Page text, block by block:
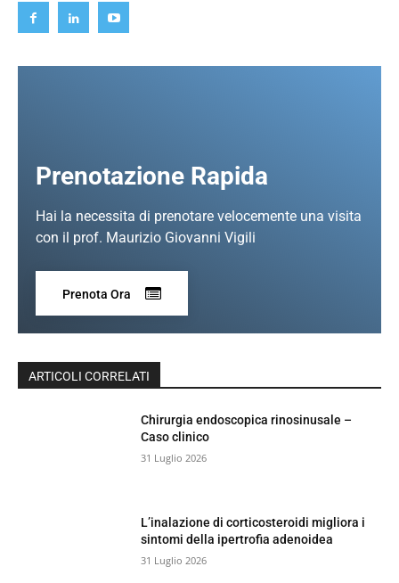
Prenotazione Rapida
Hai la necessita di prenotare velocemente una visita
con il prof. Maurizio Giovanni Vigili
Prenota Ora
ARTICOLI CORRELATI
Chirurgia endoscopica rinosinusale –
Caso clinico
31 Luglio 2026
L’inalazione di corticosteroidi migliora i
sintomi della ipertrofia adenoidea
31 Luglio 2026